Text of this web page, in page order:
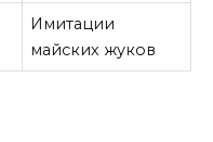
Имитации
майских жуков